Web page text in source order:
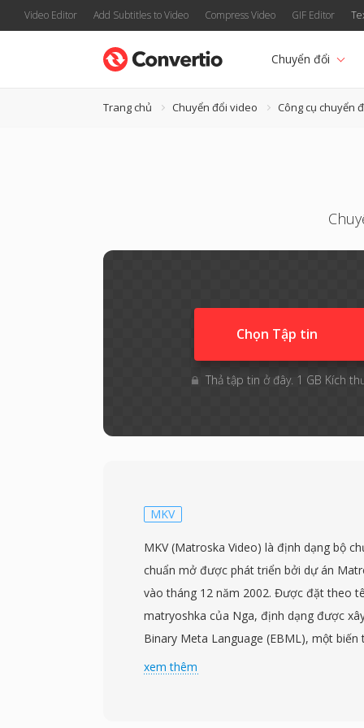
Video Editor Add Subtitles to Video Compress Video GIF Editor
Chuyển đổi
Trang chủ Chuyển đổi video Công cụ chuyển
Chọn Tập tin
Thả tập tin ở đây. 1 GB Kích
MKV
MKV (Matroska Video) là định dạng bộ
chuẩn mở được phát triển bởi dự án
vào tháng 12 năm 2002. Được đặt theo
matryoshka của Nga, định dạng được
Binary Meta Language (EBML), một
hóa của XML cung cấp cấu trúc linh hoạt
xem thêm